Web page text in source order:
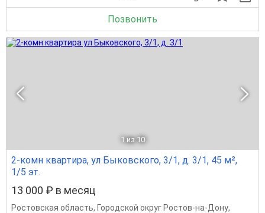
Позвонить
1 из 10
2-комн квартира, ул Быковского, 3/1, д. 3/1, 45 м²,
1/5 эт.
13 000 ₽ в месяц
Ростовская область, Городской округ Ростов-на-Дону,